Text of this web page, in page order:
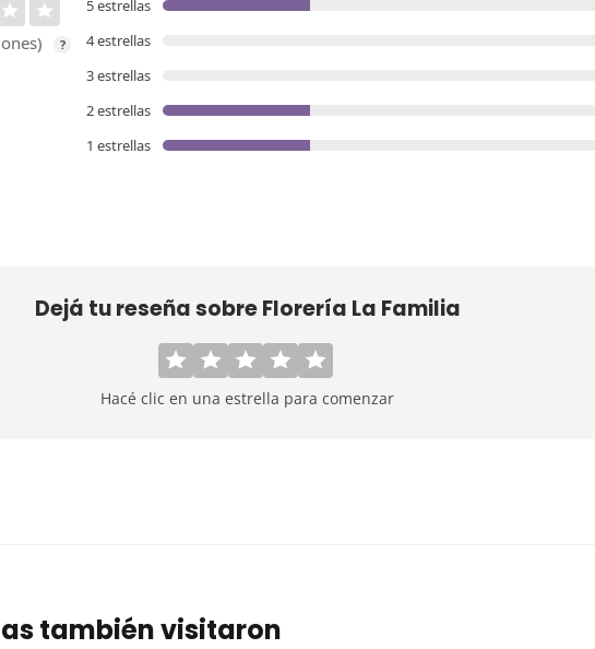
?
5 estrellas
4 estrellas
3 estrellas
2 estrellas
1 estrellas
Dejá tu reseña sobreFlorería La Familia
Hacé clic en una estrella para comenzar
también visitaron